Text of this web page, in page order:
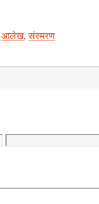
आलेख,संस्मरण